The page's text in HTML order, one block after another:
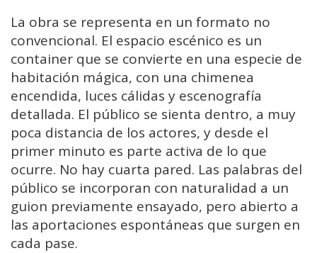
La obra se representa en un formato no
convencional. El espacio escénico es un
container que se convierte en una especie de
habitación mágica, con una chimenea
encendida, luces cálidas y escenografía
detallada. El público se sienta dentro, a muy
poca distancia de los actores, y desde el
primer minuto es parte activa de lo que
ocurre. No hay cuarta pared. Las palabras del
público se incorporan con naturalidad a un
guion previamente ensayado, pero abierto a
las aportaciones espontáneas que surgen en
cada pase.